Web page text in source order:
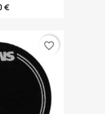
€
favorite_border